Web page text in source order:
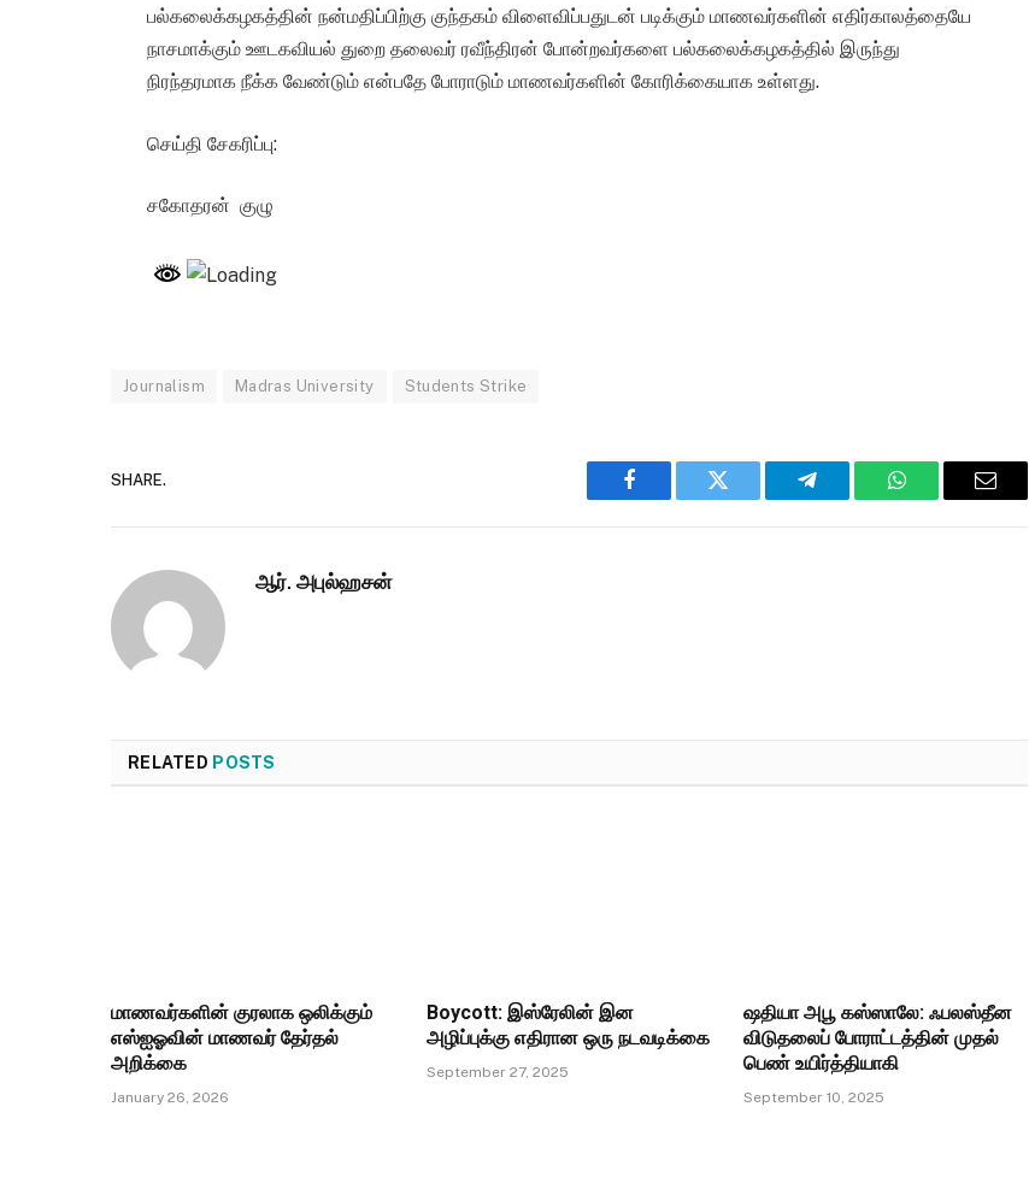
பல்கலைக்கழகத்தின் நன்மதிப்பிற்கு குந்தகம் விளைவிப்பதுடன் படிக்கும் மாணவர்களின் எதிர்காலத்தையே
நாசமாக்கும் ஊடகவியல் துறை தலைவர் ரவீந்திரன் போன்றவர்களை பல்கலைக்கழகத்தில் இருந்து
நிரந்தரமாக நீக்க வேண்டும் என்பதே போராடும் மாணவர்களின் கோரிக்கையாக உள்ளது.
செய்தி சேகரிப்பு:
சகோதரன் குழு
Journalism Madras University Students Strike
SHARE.
Facebook Twitter Telegram WhatsAppEmail
ஆர். அபுல்ஹசன்
RELATED POSTS
மாணவர்களின் குரலாக ஒலிக்கும்
எஸ்ஐஓவின் மாணவர் தேர்தல்
அறிக்கை
January 26, 2026
Boycott: இஸ்ரேலின் இன
அழிப்புக்கு எதிரான ஒரு நடவடிக்கை
September 27, 2025
ஷதியா அபூ கஸ்ஸாலே: ஃபலஸ்தீன
விடுதலைப் போராட்டத்தின் முதல்
பெண் உயிர்த்தியாகி
September 10, 2025